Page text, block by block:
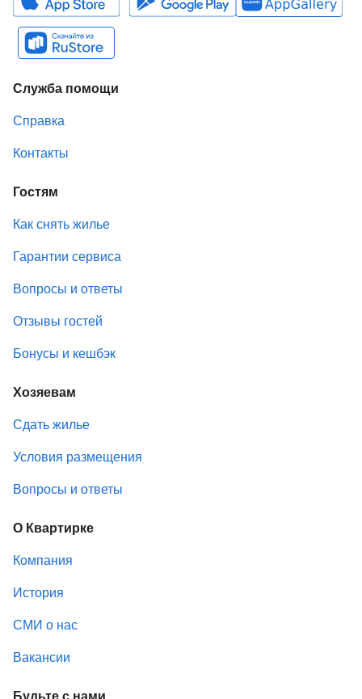
Служба помощи
Справка
Контакты
Гостям
Как снять жилье
Гарантии сервиса
Вопросы и ответы
Отзывы гостей
Бонусы и кешбэк
Хозяевам
Сдать жилье
Условия размещения
Вопросы и ответы
О Квартирке
Компания
История
СМИ о нас
Вакансии